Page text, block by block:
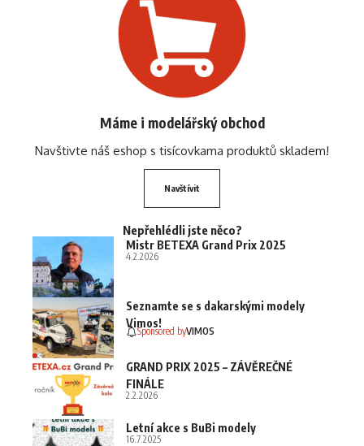
Máme i modelářský obchod
Navštivte náš eshop s tisícovkama produktů skladem!
Navštívit
Nepřehlédli jste něco?
Mistr BETEXA Grand Prix 2025
4.2.2026
Seznamte se s dakarskými modely
Vimos!
Sponsored byVIMOS
GRAND PRIX 2025 – ZÁVĚREČNÉ
FINÁLE
2.2.2026
Letní akce s BuBi modely
16.7.2025